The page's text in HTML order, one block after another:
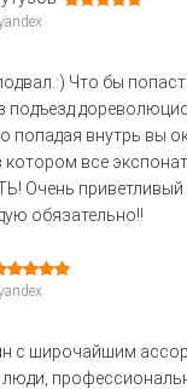
Что бы
подъезд
попадая внутрь вы
котором все
Очень
обязательно!!
с широчайшим